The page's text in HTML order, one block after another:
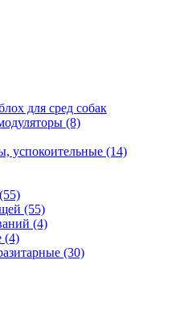
для сред собак
(8)
успокоительные (14)
(55)
(4)
(4)
(30)